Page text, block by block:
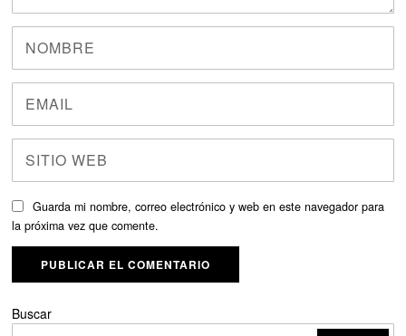
Guarda mi nombre, correo electrónico y web en este navegador para
la próxima vez que comente.
Buscar